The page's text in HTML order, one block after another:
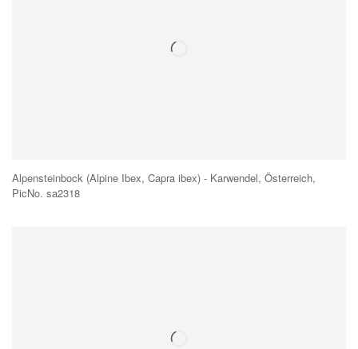
Alpensteinbock (Alpine Ibex, Capra ibex) - Karwendel, Österreich,
PicNo. sa2318